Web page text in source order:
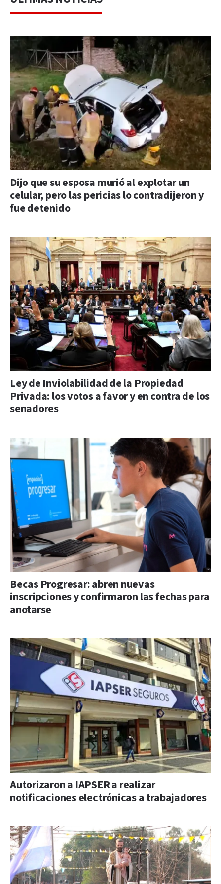
Dijo que su esposa murió al explotar un
celular, pero las pericias lo contradijeron y
fue detenido
Ley de Inviolabilidad de la Propiedad
Privada: los votos a favor y en contra de los
senadores
Becas Progresar: abren nuevas
inscripciones y confirmaron las fechas para
anotarse
Autorizaron a IAPSER a realizar
notificaciones electrónicas a trabajadores